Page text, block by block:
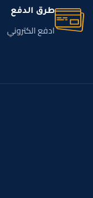
طرق الدفع
ادفع الكتروني